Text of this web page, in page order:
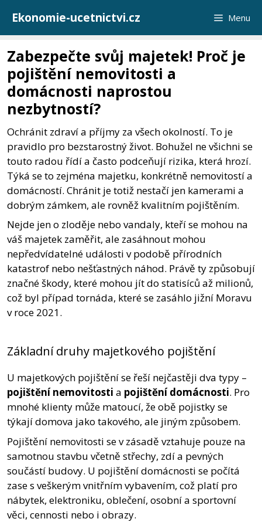
obsah
Ekonomie-ucetnictvi.cz Menu
Zabezpečte svůj majetek! Proč je
pojištění nemovitosti a
domácnosti naprostou
nezbytností?
Ochránit zdraví a příjmy za všech okolností. To je
pravidlo pro bezstarostný život. Bohužel ne všichni se
touto radou řídí a často podceňují rizika, která hrozí.
Týká se to zejména majetku, konkrétně nemovitostí a
domácností. Chránit je totiž nestačí jen kamerami a
dobrým zámkem, ale rovněž kvalitním pojištěním.
Nejde jen o zloděje nebo vandaly, kteří se mohou na
váš majetek zaměřit, ale zasáhnout mohou
nepředvídatelné události v podobě přírodních
katastrof nebo nešťastných náhod. Právě ty způsobují
značné škody, které mohou jít do statisíců až milionů,
což byl případ tornáda, které se zasáhlo jižní Moravu
v roce 2021.
Základní druhy majetkového pojištění
U majetkových pojištění se řeší nejčastěji dva typy –
pojištění nemovitosti a pojištění domácnosti. Pro
mnohé klienty může matoucí, že obě pojistky se
týkají domova jako takového, ale jiným způsobem.
Pojištění nemovitosti se v zásadě vztahuje pouze na
samotnou stavbu včetně střechy, zdí a pevných
součástí budovy. U pojištění domácnosti se počítá
zase s veškerým vnitřním vybavením, což platí pro
nábytek, elektroniku, oblečení, osobní a sportovní
věci, cennosti nebo i obrazy.